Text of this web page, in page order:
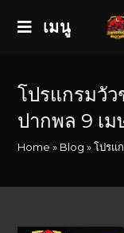
เมนู
โปรแกรมวั
ปากพล 9 เ
Home » Blog »โปรแ